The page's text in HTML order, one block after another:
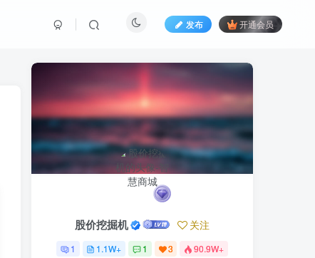
发布 开通会员
股价挖掘机 关注
1 1.1W+ 1 3 90.9W+